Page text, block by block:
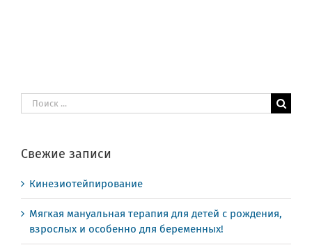
Результат
поиска:
Свежие записи
Кинезиотейпирование
Мягкая мануальная терапия для детей с рождения,
взрослых и особенно для беременных!